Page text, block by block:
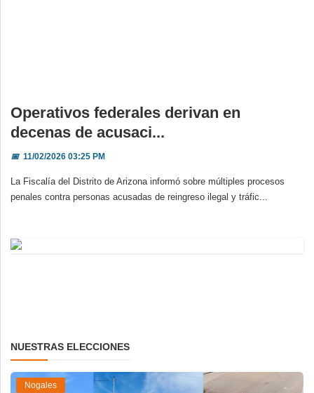
Operativos federales derivan en
decenas de acusaci...
📅11/02/2026 03:25 PM
La Fiscalía del Distrito de Arizona informó sobre múltiples procesos
penales contra personas acusadas de reingreso ilegal y tráfic...
NUESTRAS ELECCIONES
Nogales